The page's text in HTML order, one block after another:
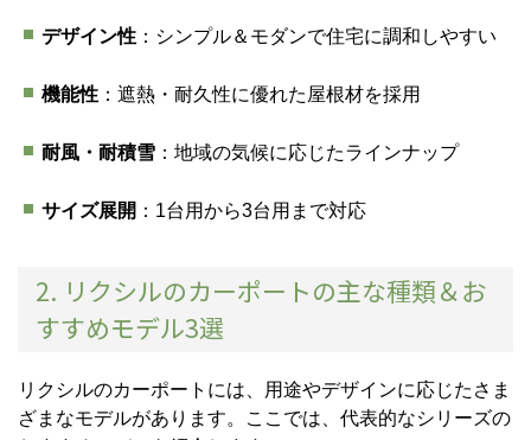
デザイン性 ：シンプル＆モダンで住宅に調和しやすい
機能性 ：遮熱・耐久性に優れた屋根材を採用
耐風・耐積雪 ：地域の気候に応じたラインナップ
サイズ展開 ：1台用から3台用まで対応
2. リクシルのカーポートの主な種類＆お
すすめモデル3選
リクシルのカーポートには、用途やデザインに応じたさま
ざまなモデルがあります。ここでは、代表的なシリーズの